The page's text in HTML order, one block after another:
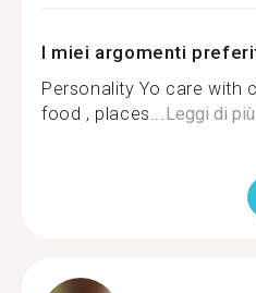
I miei argomenti
Personality Yo care with
food , places...Leggi di più